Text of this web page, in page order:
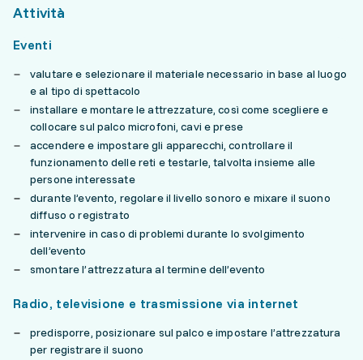
Attività
Eventi
valutare e selezionare il materiale necessario in base al luogo
e al tipo di spettacolo
installare e montare le attrezzature, così come scegliere e
collocare sul palco microfoni, cavi e prese
accendere e impostare gli apparecchi, controllare il
funzionamento delle reti e testarle, talvolta insieme alle
persone interessate
durante l’evento, regolare il livello sonoro e mixare il suono
diffuso o registrato
intervenire in caso di problemi durante lo svolgimento
dell’evento
smontare l’attrezzatura al termine dell’evento
Radio, televisione e trasmissione via internet
predisporre, posizionare sul palco e impostare l’attrezzatura
per registrare il suono